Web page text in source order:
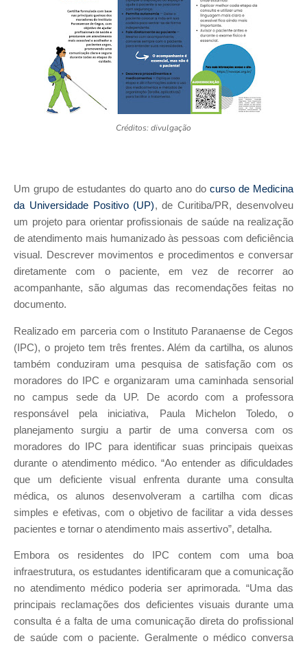
Créditos: divulgação
Um grupo de estudantes do quarto ano do curso de Medicina
da Universidade Positivo (UP), de Curitiba/PR, desenvolveu
um projeto para orientar profissionais de saúde na realização
de atendimento mais humanizado às pessoas com deficiência
visual. Descrever movimentos e procedimentos e conversar
diretamente com o paciente, em vez de recorrer ao
acompanhante, são algumas das recomendações feitas no
documento.
Realizado em parceria com o Instituto Paranaense de Cegos
(IPC), o projeto tem três frentes. Além da cartilha, os alunos
também conduziram uma pesquisa de satisfação com os
moradores do IPC e organizaram uma caminhada sensorial
no campus sede da UP. De acordo com a professora
responsável pela iniciativa, Paula Michelon Toledo, o
planejamento surgiu a partir de uma conversa com os
moradores do IPC para identificar suas principais queixas
durante o atendimento médico. “Ao entender as dificuldades
que um deficiente visual enfrenta durante uma consulta
médica, os alunos desenvolveram a cartilha com dicas
simples e efetivas, com o objetivo de facilitar a vida desses
pacientes e tornar o atendimento mais assertivo”, detalha.
Embora os residentes do IPC contem com uma boa
infraestrutura, os estudantes identificaram que a comunicação
no atendimento médico poderia ser aprimorada. “Uma das
principais reclamações dos deficientes visuais durante uma
consulta é a falta de uma comunicação direta do profissional
de saúde com o paciente. Geralmente o médico conversa